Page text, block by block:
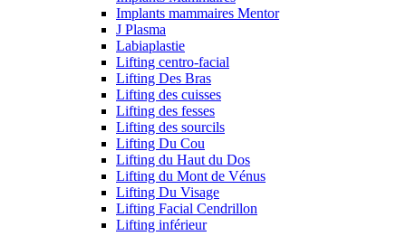
Implants mammaires Mentor
J Plasma
Labiaplastie
Lifting centro-facial
Lifting Des Bras
Lifting des cuisses
Lifting des fesses
Lifting des sourcils
Lifting Du Cou
Lifting du Haut du Dos
Lifting du Mont de Vénus
Lifting Du Visage
Lifting Facial Cendrillon
Lifting inférieur